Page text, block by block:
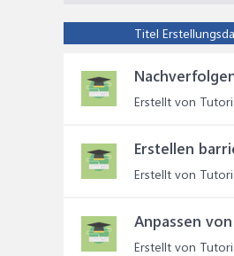
Titel
Erstellt von
Erstellen
Erstellt von
Anpassen
Erstellt von